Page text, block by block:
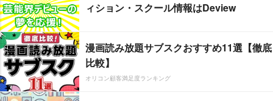
ィション・スクール情報はDeview
漫画読み放題サブスクおすすめ11選【徹底
比較】
オリコン顧客満足度ランキング